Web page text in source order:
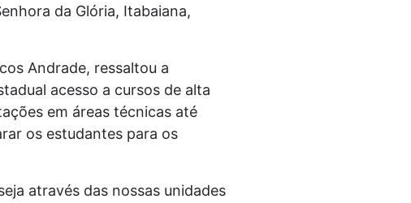
da Glória, Itabaiana,
Andrade, ressaltou a
acesso a cursos de alta
em áreas técnicas até
os estudantes para os
através das nossas unidades